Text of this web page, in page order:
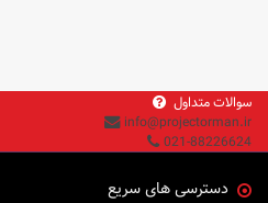
سوالات متداول
info@projectorman.ir
021-88226624
دسترسی های سریع